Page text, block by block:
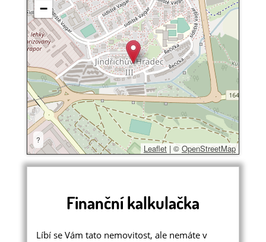
−
?
Leaflet | ©OpenStreetMap
Finanční kalkulačka
Líbí se Vám tato nemovitost, ale nemáte v